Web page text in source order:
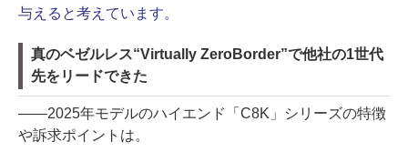
与えると考えています。
真のベゼルレス“Virtually ZeroBorder”で他社の1世代
先をリードできた
――2025年モデルのハイエンド「C8K」シリーズの特徴
や訴求ポイントは。